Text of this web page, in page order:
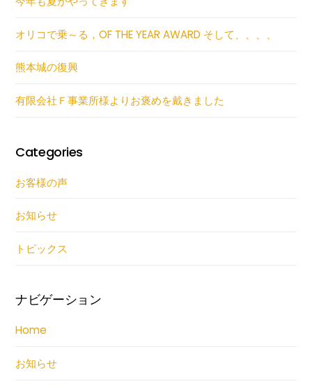
オリコで乗～る，OF THE YEAR AWARD そして、、、、
熊本城の復興
有限会社Ｆ事業所様よりお褒めを戴きました
Categories
お客様の声
お知らせ
トピックス
ナビゲーション
Home
お知らせ